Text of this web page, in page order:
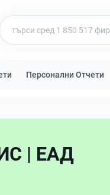
Персонални Отчети
| ЕАД